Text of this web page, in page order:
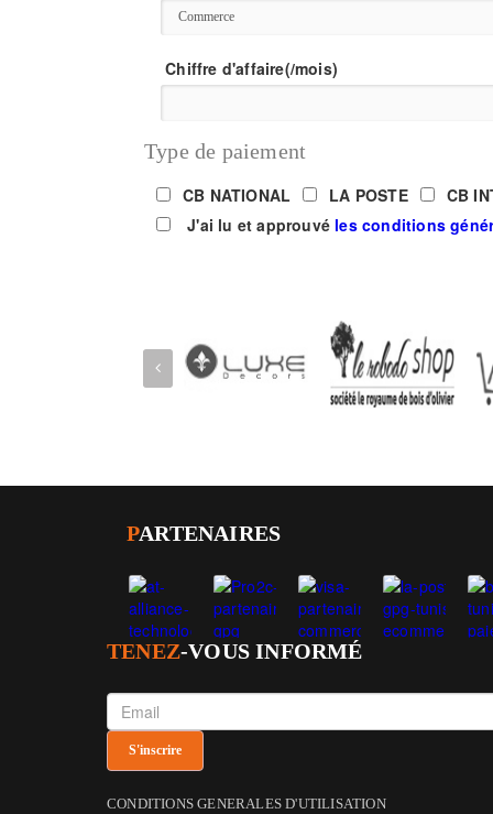
Chiffre d'affaire(/mois)
Type de paiement
CB NATIONAL LA POSTE
CB
J'ai lu et approuvé les conditions
PARTENAIRES
TENEZ-VOUS INFORMÉ
CONDITIONS GENERALES D'UTILISATION